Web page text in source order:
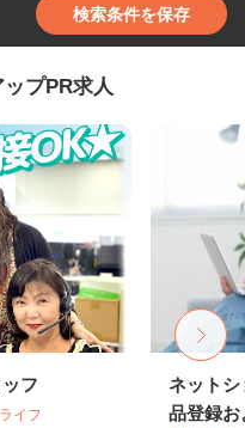
検索条件を保存
プPR求人
フ
イフ
ネットシ
品登録お